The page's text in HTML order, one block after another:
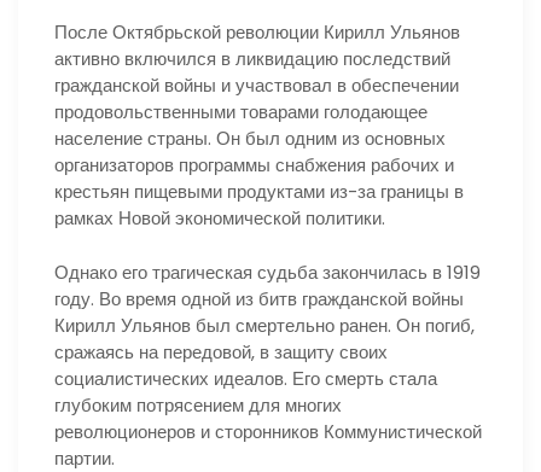
После Октябрьской революции Кирилл Ульянов
активно включился в ликвидацию последствий
гражданской войны и участвовал в обеспечении
продовольственными товарами голодающее
население страны. Он был одним из основных
организаторов программы снабжения рабочих и
крестьян пищевыми продуктами из-за границы в
рамках Новой экономической политики.
Однако его трагическая судьба закончилась в 1919
году. Во время одной из битв гражданской войны
Кирилл Ульянов был смертельно ранен. Он погиб,
сражаясь на передовой, в защиту своих
социалистических идеалов. Его смерть стала
глубоким потрясением для многих
революционеров и сторонников Коммунистической
партии.